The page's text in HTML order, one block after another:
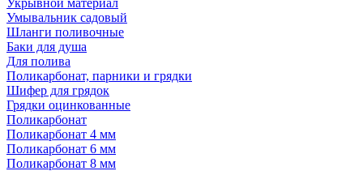
Укрывной материал
Умывальник садовый
Шланги поливочные
Баки для душа
Для полива
Поликарбонат, парники и грядки
Шифер для грядок
Грядки оцинкованные
Поликарбонат
Поликарбонат 4 мм
Поликарбонат 6 мм
Поликарбонат 8 мм